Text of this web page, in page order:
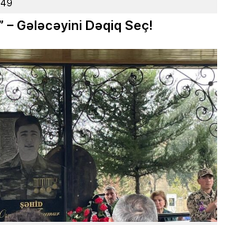
– Gələcəyini Dəqiq Seç!